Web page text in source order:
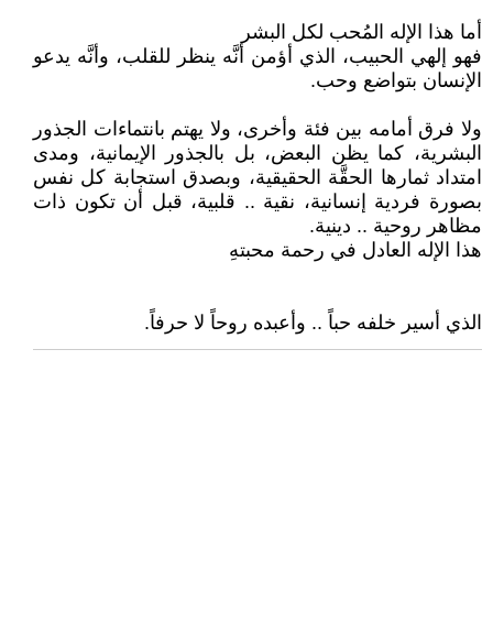
أما هذا الإله المُحب لكل البشر
فهو إلهي الحبيب، الذي أؤمن أنَّه ينظر للقلب، وأنَّه يدعو
الإنسان بتواضع وحب.
ولا فرق أمامه بين فئة وأخرى، ولا يهتم بانتماءات الجذور
البشرية، كما يظن البعض، بل بالجذور الإيمانية، ومدى
امتداد ثمارها الحقَّة الحقيقية، وبصدق استجابة كل نفس
بصورة فردية إنسانية، نقية .. قلبية، قبل أن تكون ذات
مظاهر روحية .. دينية.
هذا الإله العادل في رحمة محبتهِ
الذي أسير خلفه حباً .. وأعبده روحاً لا حرفاً.